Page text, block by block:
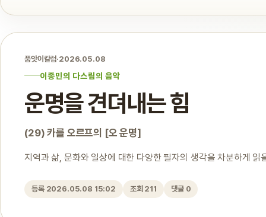
품앗이칼럼·2026.05.08
이종민의 다스림의 음악
운명을 견뎌내는 힘
(29) 카를 오르프의 [오 운명]
지역과 삶, 문화와 일상에 대한 다양한 필자의 생각을 차분하게 읽
등록 2026.05.08 15:02 조회 211 댓글 0